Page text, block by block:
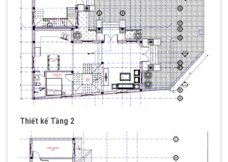
Thiết kế Tầng 2